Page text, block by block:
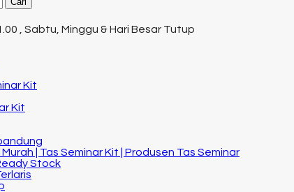
, Sabtu, Minggu & Hari Besar Tutup
Kit
Kit
| Tas Seminar Kit | Produsen Tas Seminar
Stock